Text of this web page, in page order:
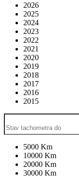
2026
2025
2024
2023
2022
2021
2020
2019
2018
2017
2016
2015
5000 Km
10000 Km
20000 Km
30000 Km